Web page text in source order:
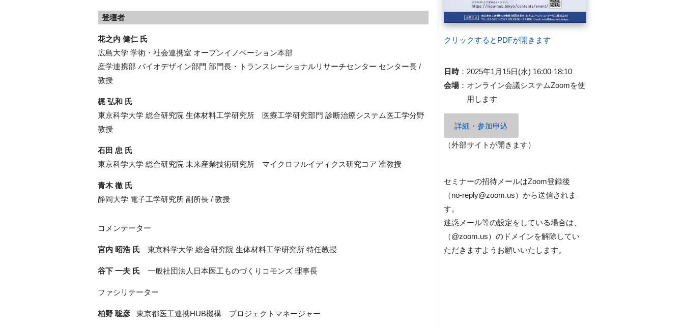
登壇者
花之内 健仁 氏
広島大学 学術・社会連携室 オープンイノベーション本部
産学連携部 バイオデザイン部門 部門長・トランスレーショナルリサーチセンター センター長 /
教授
梶 弘和 氏
東京科学大学 総合研究院 生体材料工学研究所 医療工学研究部門 診断治療システム医工学分野
教授
石田 忠 氏
東京科学大学 総合研究院 未来産業技術研究所 マイクロフルイディクス研究コア 准教授
青木 徹 氏
静岡大学 電子工学研究所 副所長 / 教授
コメンテーター
宮内 昭浩 氏 東京科学大学 総合研究院 生体材料工学研究所 特任教授
谷下 一夫 氏 一般社団法人日本医工ものづくりコモンズ 理事長
ファシリテーター
柏野 聡彦 東京都医工連携HUB機構 プロジェクトマネージャー
クリックするとPDFが開きます
日時： 2025年1月15日(水) 16:00-18:10
会場： オンライン会議システムZoomを使
用します
詳細・参加申込
（外部サイトが開きます）
セミナーの招待メールはZoom登録後
（no-reply@zoom.us）から送信されま
す。
迷惑メール等の設定をしている場合は、
（@zoom.us）のドメインを解除してい
ただきますようお願いいたします。